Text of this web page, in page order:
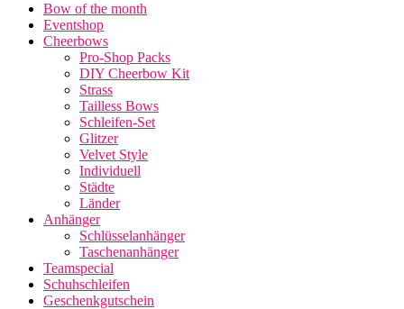
Bow of the month
Eventshop
Cheerbows
Pro-Shop Packs
DIY Cheerbow Kit
Strass
Tailless Bows
Schleifen-Set
Glitzer
Velvet Style
Individuell
Städte
Länder
Anhänger
Schlüsselanhänger
Taschenanhänger
Teamspecial
Schuhschleifen
Geschenkgutschein